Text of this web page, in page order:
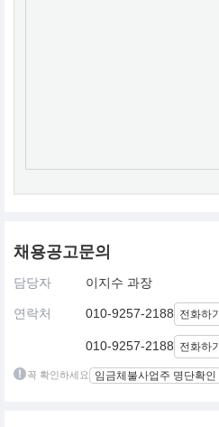
채용공고문의
담당자 이지수 과장
연락처 010-9257-2188 전화하기
010-9257-2188 전화하기
꼭 확인하세요 임금체불사업주 명단확인